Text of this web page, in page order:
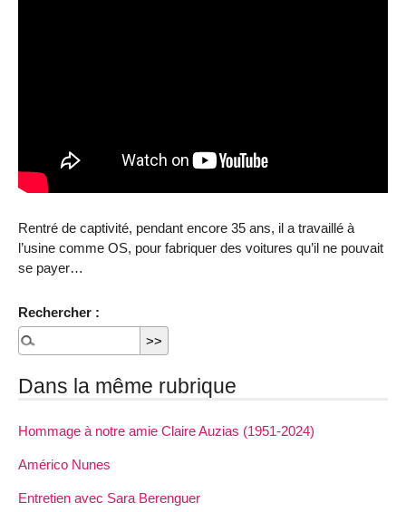
Rentré de captivité, pendant encore 35 ans, il a travaillé à
l’usine comme OS, pour fabriquer des voitures qu’il ne pouvait
se payer…
Rechercher :
Dans la même rubrique
Hommage à notre amie Claire Auzias (1951-2024)
Américo Nunes
Entretien avec Sara Berenguer